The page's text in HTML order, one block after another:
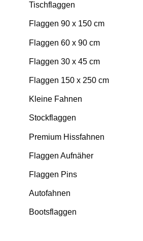
Tischflaggen
Flaggen 90 x 150 cm
Flaggen 60 x 90 cm
Flaggen 30 x 45 cm
Flaggen 150 x 250 cm
Kleine Fahnen
Stockflaggen
Premium Hissfahnen
Flaggen Aufnäher
Flaggen Pins
Autofahnen
Bootsflaggen